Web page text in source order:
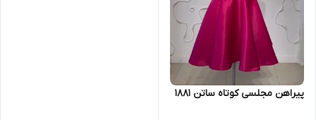
پیراهن مجلسی کوتاه‌ ساتن ۱۸۸۱